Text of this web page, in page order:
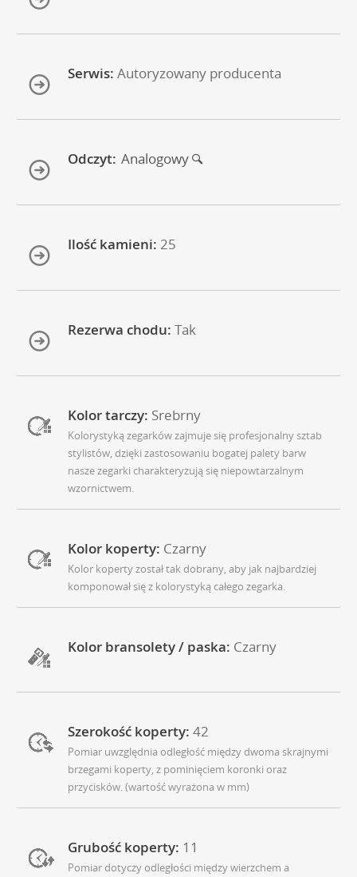
Serwis: Autoryzowany producenta
Odczyt: Analogowy
Ilość kamieni: 25
Rezerwa chodu: Tak
Kolor tarczy: Srebrny
Kolorystyką zegarków zajmuje się profesjonalny sztab
stylistów, dzięki zastosowaniu bogatej palety barw
nasze zegarki charakteryzują się niepowtarzalnym
wzornictwem.
Kolor koperty: Czarny
Kolor koperty został tak dobrany, aby jak najbardziej
komponował się z kolorystyką całego zegarka.
Kolor bransolety / paska: Czarny
Szerokość koperty: 42
Pomiar uwzględnia odległość między dwoma skrajnymi
brzegami koperty, z pominięciem koronki oraz
przycisków. (wartość wyrażona w mm)
Grubość koperty: 11
Pomiar dotyczy odległości między wierzchem a